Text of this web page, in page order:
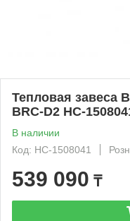
Тепловая завеса
BRC-D2 НС-
В наличии
Код: НС-1508041
539 090 ₸